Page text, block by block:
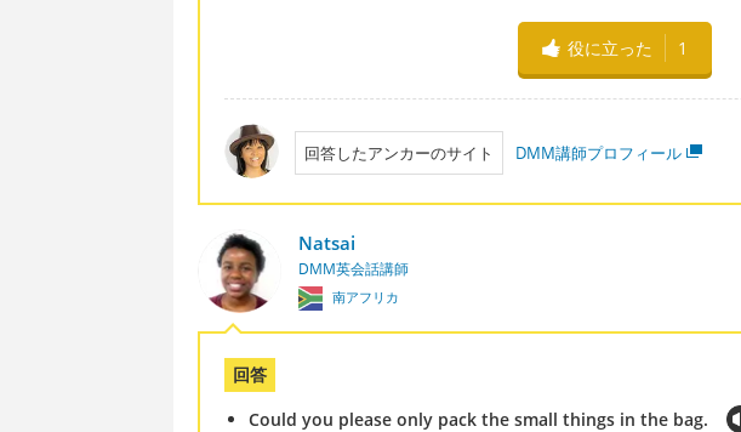
役に立った 1
回答したアンカーのサイト DMM講師プロフィール
Natsai
DMM英会話講師
南アフリカ
回答
Could you please only pack the small things in the bag.